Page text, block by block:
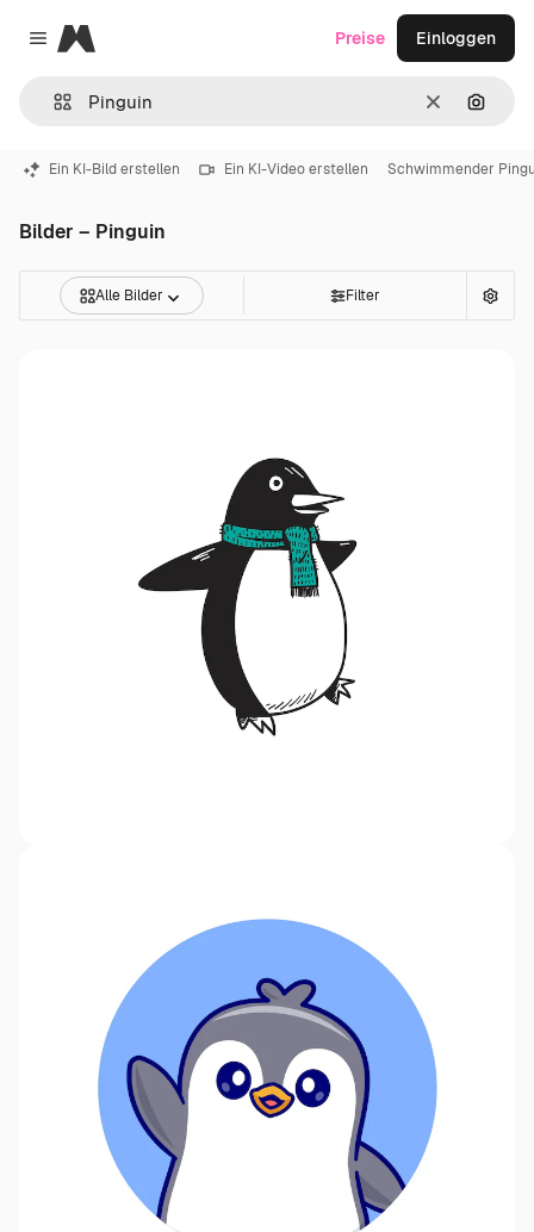
Close menu
Magnific
LöschenNach
Preise Einloggen
Ein KI-Bild erstellen Ein KI-Video erstellen Schwimmender
Bilder – Pinguin
Alle Bilder Filter